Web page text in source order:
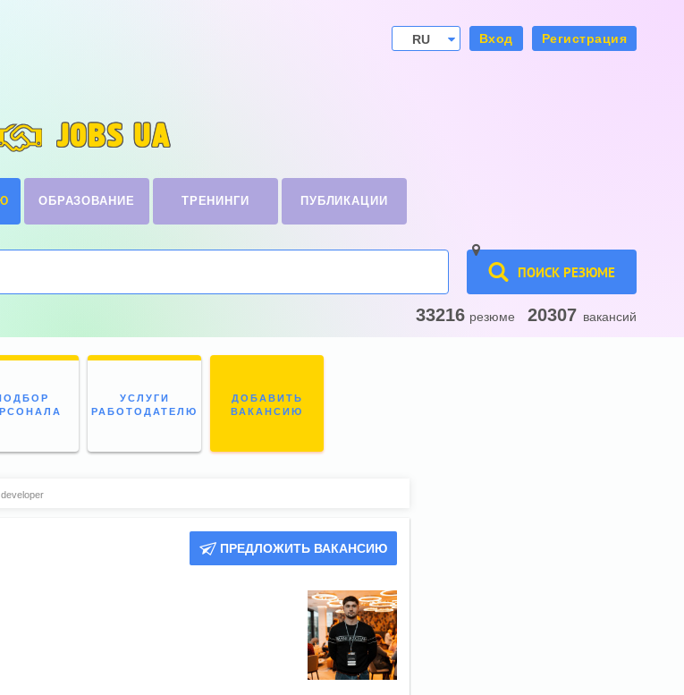
RU
Вход Регистрация
JOBS UA
ОБРАЗОВАНИЕ ТРЕНИНГИ ПУБЛИКАЦИИ
ПОИСК РЕЗЮМЕ
33216 резюме 20307 вакансий
УСЛУГИ
РАБОТОДАТЕЛЮ
ДОБАВИТЬ
ВАКАНСИЮ
ПРЕДЛОЖИТЬ ВАКАНСИЮ